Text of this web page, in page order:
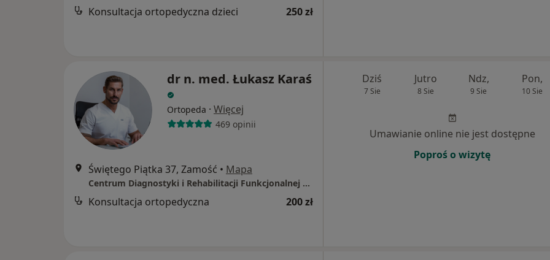
Konsultacja ortopedyczna dzieci 250 zł
dr n. med. Łukasz Karaś
Ortopeda · Więcej
469 opinii
Świętego Piątka 37, Zamość • Mapa
Centrum Diagnostyki i Rehabilitacji Funkcjonalnej STOPY w Zamościu
Konsultacja ortopedyczna 200 zł
Dziś
7 Sie
Jutro
8 Sie
Ndz,
9 Sie
Pon,
10 Sie
Umawianie online nie jest dostępne
Poproś o wizytę